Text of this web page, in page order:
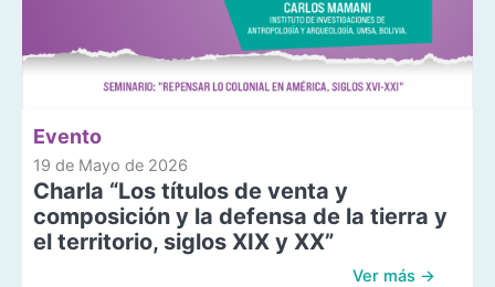
Evento
19 de Mayo de 2026
Charla “Los títulos de venta y
composición y la defensa de la tierra y
el territorio, siglos XIX y XX”
Ver más →